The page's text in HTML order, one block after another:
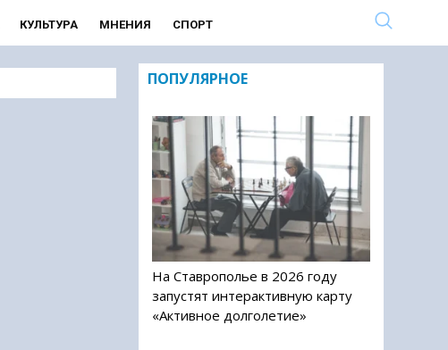
КУЛЬТУРА МНЕНИЯ СПОРТ
ПОПУЛЯРНОЕ
На Ставрополье в 2026 году
запустят интерактивную карту
«Активное долголетие»